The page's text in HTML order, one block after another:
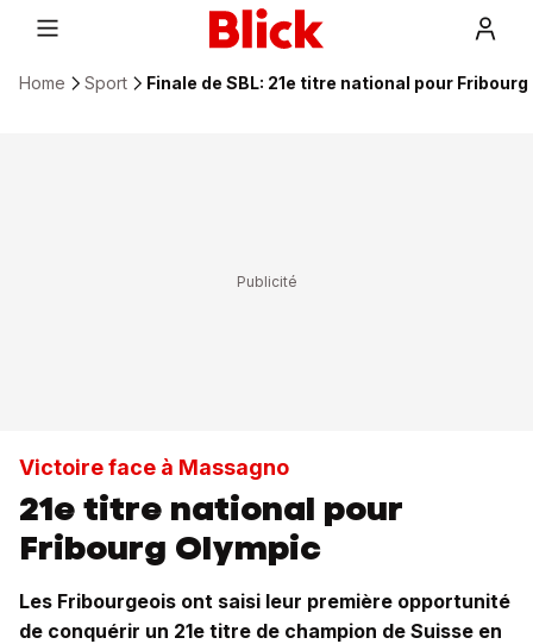
Home Sport Finale de SBL: 21e titre national pour
Victoire face à Massagno
21e titre national pour
Fribourg Olympic
Les Fribourgeois ont saisi leur première opportunité
de conquérir un 21e titre de champion de Suisse en